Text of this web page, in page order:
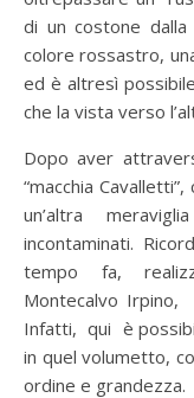
di un costone dalla
colore rossastro,
ed è altresì
che la vista verso
Dopo aver
“macchia
un’altra
incontaminati.
tempo fa,
Montecalvo Irpino,
Infatti, qui è
in quel volumetto,
ordine e grandezza.